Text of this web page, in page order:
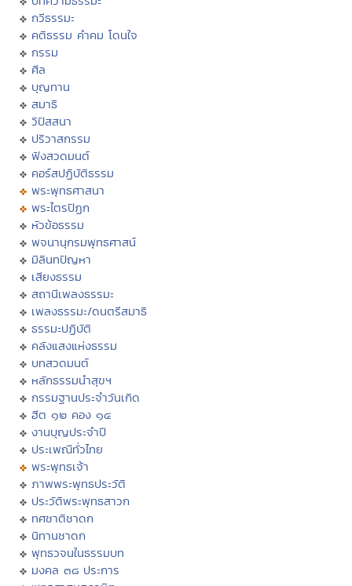
กวีธรรมะ
คติธรรม คำคม โดนใจ
กรรม
ศีล
บุญทาน
สมาธิ
วิปัสสนา
ปริวาสกรรม
ฟังสวดมนต์
คอร์สปฏิบัติธรรม
พระพุทธศาสนา
พระไตรปิฏก
หัวข้อธรรม
พจนานุกรมพุทธศาสน์
มิลินทปัญหา
เสียงธรรม
สถานีเพลงธรรมะ
เพลงธรรมะ/ดนตรีสมาธิ
ธรรมะปฏิบัติ
คลังแสงแห่งธรรม
บทสวดมนต์
หลักธรรมนำสุขฯ
กรรมฐานประจำวันเกิด
ฮีต ๑๒ คอง ๑๔
งานบุญประจำปี
ประเพณีทั่วไทย
พระพุทธเจ้า
ภาพพระพุทธประวัติ
ประวัติพระพุทธสาวก
ทศชาติชาดก
นิทานชาดก
พุทธวจนในธรรมบท
มงคล ๓๘ ประการ